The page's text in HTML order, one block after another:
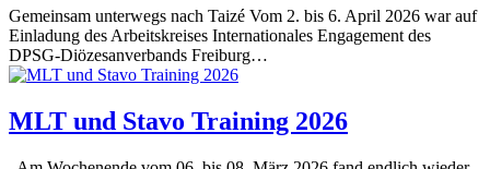
Gemeinsam unterwegs nach Taizé Vom 2. bis 6. April 2026 war auf
Einladung des Arbeitskreises Internationales Engagement des
DPSG-Diözesanverbands Freiburg…
MLT und Stavo Training 2026